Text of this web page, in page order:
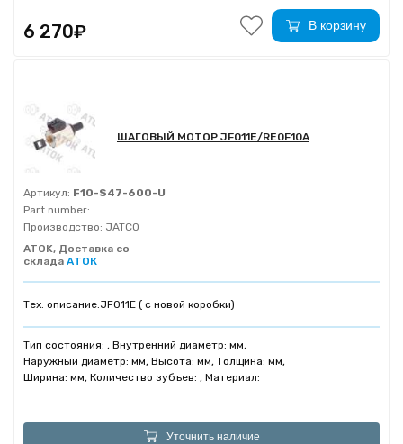
6 270₽ В корзину
ШАГОВЫЙ МОТОР JF011E/RE0F10A
Артикул: F10-S47-600-U
Part number:
Производство: JATCO
ATOK, Доставка со
склада АТОК
Тех. описание:JF011E ( c новой коробки)
Тип состояния: , Внутренний диаметр: мм,
Наружный диаметр: мм, Высота: мм, Толщина: мм,
Ширина: мм, Количество зубъев: , Материал:
Уточнить наличие